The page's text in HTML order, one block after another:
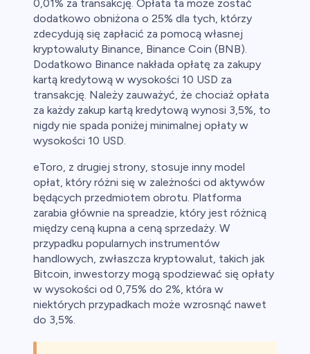
0,01% za transakcję. Opłata ta może zostać
dodatkowo obniżona o 25% dla tych, którzy
zdecydują się zapłacić za pomocą własnej
kryptowaluty Binance, Binance Coin (BNB).
Dodatkowo Binance nakłada opłatę za zakupy
kartą kredytową w wysokości 10 USD za
transakcję. Należy zauważyć, że chociaż opłata
za każdy zakup kartą kredytową wynosi 3,5%, to
nigdy nie spada poniżej minimalnej opłaty w
wysokości 10 USD.
eToro, z drugiej strony, stosuje inny model
opłat, który różni się w zależności od aktywów
będących przedmiotem obrotu. Platforma
zarabia głównie na spreadzie, który jest różnicą
między ceną kupna a ceną sprzedaży. W
przypadku popularnych instrumentów
handlowych, zwłaszcza kryptowalut, takich jak
Bitcoin, inwestorzy mogą spodziewać się opłaty
w wysokości od 0,75% do 2%, która w
niektórych przypadkach może wzrosnąć nawet
do 3,5%.